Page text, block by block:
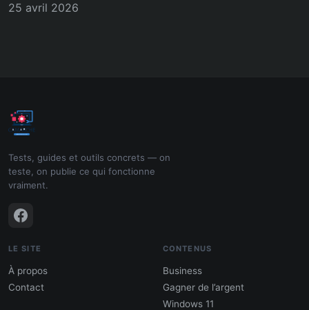
25 avril 2026
Tests, guides et outils concrets — on
teste, on publie ce qui fonctionne
vraiment.
LE SITE
À propos
Contact
CONTENUS
Business
Gagner de l’argent
Windows 11